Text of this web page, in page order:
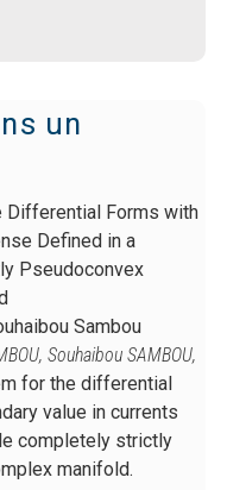
un
Differential Forms with
Defined in a
Pseudoconvex
Sambou
, Souhaibou SAMBOU,
for the differential
value in currents
completely strictly
manifold.